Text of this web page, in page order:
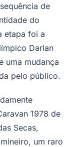
de
do
etapa foi a
Darlan
uma mudança
pelo público.
1978 de
Secas,
um raro